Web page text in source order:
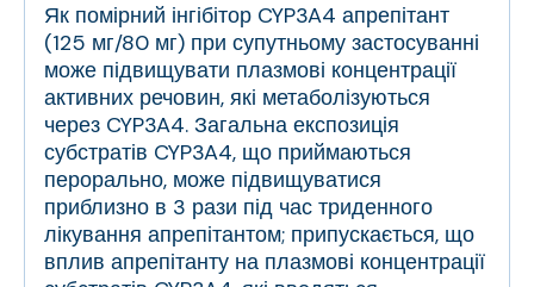
Як помірний інгібітор CYP3A4 апрепітант
(125 мг/80 мг) при супутньому застосуванні
може підвищувати плазмові концентрації
активних речовин, які метаболізуються
через CYP3A4. Загальна експозиція
субстратів CYP3A4, що приймаються
перорально, може підвищуватися
приблизно в 3 рази під час триденного
лікування апрепітантом; припускається, що
вплив апрепітанту на плазмові концентрації